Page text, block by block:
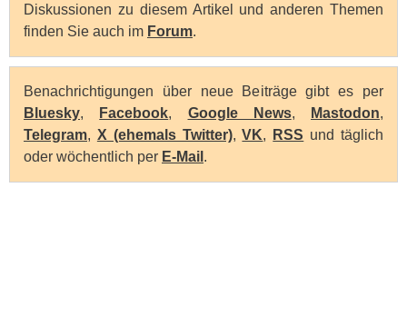
Diskussionen zu diesem Artikel und anderen Themen
finden Sie auch im Forum.
Benachrichtigungen über neue Beiträge gibt es per
Bluesky, Facebook, Google News, Mastodon,
Telegram, X (ehemals Twitter),VK, RSS und täglich
oder wöchentlich per E-Mail .